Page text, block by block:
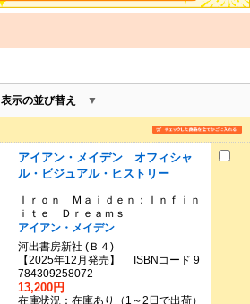
表示の並び替え
アイアン・メイデン オフィシャ
ル・ビジュアル・ヒストリー
Ｉｒｏｎ Ｍａｉｄｅｎ：Ｉｎｆｉｎ
ｉｔｅ Ｄｒｅａｍｓ
アイアン・メイデン
河出書房新社 (Ｂ４)
【2025年12月発売】 ISBNコード 9
784309258072
13,200円
在庫状況：在庫あり（1～2日で出荷）